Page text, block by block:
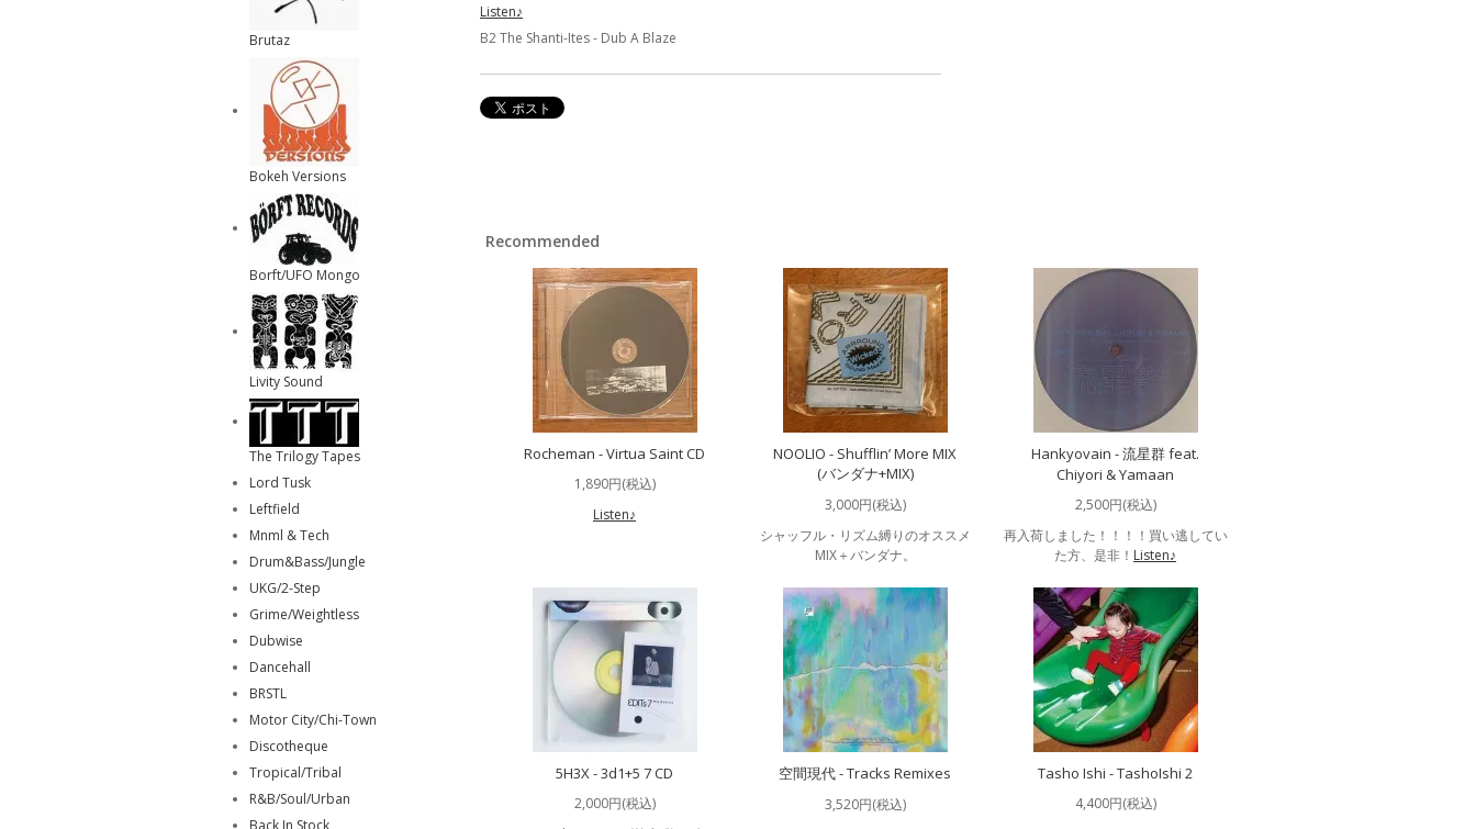
Listen♪
B2 The Shanti-Ites - Dub A Blaze
Recommended
Rocheman - Virtua Saint CD
1,890円(税込)
Listen♪
NOOLIO - Shufflin’ More MIX
(バンダナ+MIX)
3,000円(税込)
シャッフル・リズム縛りのオススメ
MIX＋バンダナ。
Hankyovain - 流星群 feat.
Chiyori & Yamaan
2,500円(税込)
再入荷しました！！！！買い逃してい
た方、是非！ Listen♪
5H3X - 3d1+5 7 CD
2,000円(税込)
空間現代 - Tracks Remixes
3,520円(税込)
Tasho Ishi - TashoIshi 2
4,400円(税込)
Brutaz
Bokeh Versions
Borft/UFO Mongo
Livity Sound
The Trilogy Tapes
Lord Tusk
Leftfield
Mnml & Tech
Drum&Bass/Jungle
UKG/2-Step
Grime/Weightless
Dubwise
Dancehall
BRSTL
Motor City/Chi-Town
Discotheque
Tropical/Tribal
R&B/Soul/Urban
Back In Stock